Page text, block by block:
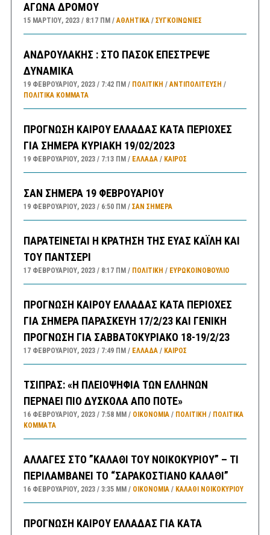
ΑΓΩΝΑ ΔΡΟΜΟΥ
15 ΜΑΡΤΊΟΥ, 2023 8:17 ΠΜ ΑΘΛΗΤΙΚΑ/ ΣΥΓΚΟΙΝΩΝΊΕΣ
ΑΝΔΡΟΥΛΑΚΗΣ : ΣΤΟ ΠΑΣΟΚ ΕΠΕΣΤΡΕΨΕ
ΔΥΝΑΜΙΚΑ
19 ΦΕΒΡΟΥΑΡΊΟΥ, 2023 7:42 ΠΜ ΠΟΛΙΤΙΚΗ /ΑΝΤΙΠΟΛΊΤΕΥΣΗ /
ΠΟΛΙΤΙΚΆ ΚΌΜΜΑΤΑ
ΠΡΟΓΝΩΣΗ ΚΑΙΡΟΥ ΕΛΛΑΔΑΣ ΚΑΤΑ ΠΕΡΙΟΧΕΣ
ΓΙΑ ΣΗΜΕΡΑ ΚΥΡΙΑΚΗ 19/02/2023
19 ΦΕΒΡΟΥΑΡΊΟΥ, 2023 7:13 ΠΜ ΕΛΛΑΔA/ ΚΑΙΡΌΣ
ΣΑΝ ΣΗΜΕΡΑ 19 ΦΕΒΡΟΥΑΡΙΟΥ
19 ΦΕΒΡΟΥΑΡΊΟΥ, 2023 6:50 ΠΜ ΣΑΝ ΣΉΜΕΡΑ
ΠΑΡΑΤΕΙΝΕΤΑΙ Η ΚΡΑΤΗΣΗ ΤΗΣ ΕΥΑΣ ΚΑΪΛΗ ΚΑΙ
ΤΟΥ ΠΑΝΤΣΕΡΙ
17 ΦΕΒΡΟΥΑΡΊΟΥ, 2023 8:17 ΠΜ ΠΟΛΙΤΙΚΗ / ΕΥΡΩΚΟΙΝΟΒΟΥΛΙΟ
ΠΡΟΓΝΩΣΗ ΚΑΙΡΟΥ ΕΛΛΑΔΑΣ ΚΑΤΑ ΠΕΡΙΟΧΕΣ
ΓΙΑ ΣΗΜΕΡΑ ΠΑΡΑΣΚΕΥΗ 17/2/23 ΚΑΙ ΓΕΝΙΚΗ
ΠΡΟΓΝΩΣΗ ΓΙΑ ΣΑΒΒΑΤΟΚΥΡΙΑΚΟ 18-19/2/23
17 ΦΕΒΡΟΥΑΡΊΟΥ, 2023 7:49 ΠΜ ΕΛΛΑΔA/ ΚΑΙΡΌΣ
ΤΣΙΠΡΑΣ: «Η ΠΛΕΙΟΨΗΦΙΑ ΤΩΝ ΕΛΛΗΝΩΝ
ΠΕΡΝΑΕΙ ΠΙΟ ΔΥΣΚΟΛΑ ΑΠΟ ΠΟΤΕ»
16 ΦΕΒΡΟΥΑΡΊΟΥ, 2023 7:58 ΜΜ ΟΙΚΟΝΟΜΙΑ/ ΠΟΛΙΤΙΚΗ / ΠΟΛΙΤΙΚΆ
ΚΌΜΜΑΤΑ
ΑΛΛΑΓΕΣ ΣΤΟ ”ΚΑΛΑΘΙ ΤΟΥ ΝΟΙΚΟΚΥΡΙΟΥ” – ΤΙ
ΠΕΡΙΛΑΜΒΑΝΕΙ ΤΟ “ΣΑΡΑΚΟΣΤΙΑΝΟ ΚΑΛΑΘΙ”
16 ΦΕΒΡΟΥΑΡΊΟΥ, 2023 3:35 ΜΜ ΟΙΚΟΝΟΜΙΑ/ ΚΑΛΑΘΙ ΝΟΙΚΟΚΥΡΙΟΥ
ΠΡΟΓΝΩΣΗ ΚΑΙΡΟΥ ΕΛΛΑΔΑΣ ΓΙΑ ΚΑΤΑ